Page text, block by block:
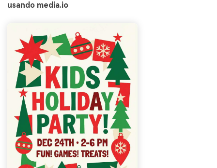
usando media.io